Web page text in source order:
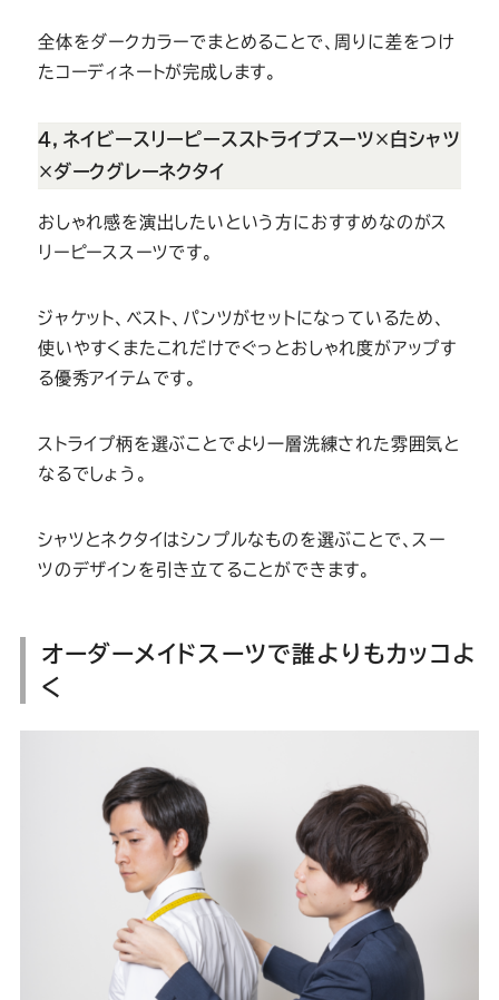
全体をダークカラーでまとめることで、周りに差をつけ
たコーディネートが完成します。
４，ネイビースリーピースストライプスーツ×白シャツ
×ダークグレーネクタイ
おしゃれ感を演出したいという方におすすめなのがス
リーピーススーツです。
ジャケット、ベスト、パンツがセットになっているため、
使いやすくまたこれだけでぐっとおしゃれ度がアップす
る優秀アイテムです。
ストライプ柄を選ぶことでより一層洗練された雰囲気と
なるでしょう。
シャツとネクタイはシンプルなものを選ぶことで、スー
ツのデザインを引き立てることができます。
オーダーメイドスーツで誰よりもカッコよ
く